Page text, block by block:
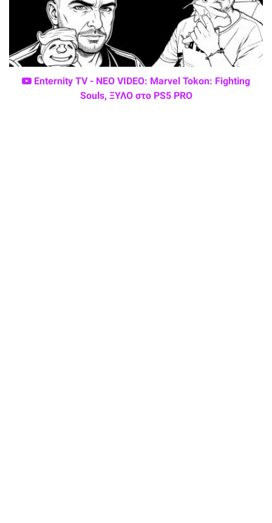
Enternity TV - ΝΕΟ VIDEO: Marvel Tokon: Fighting
Souls, ΞΥΛΟ στο PS5 PRO